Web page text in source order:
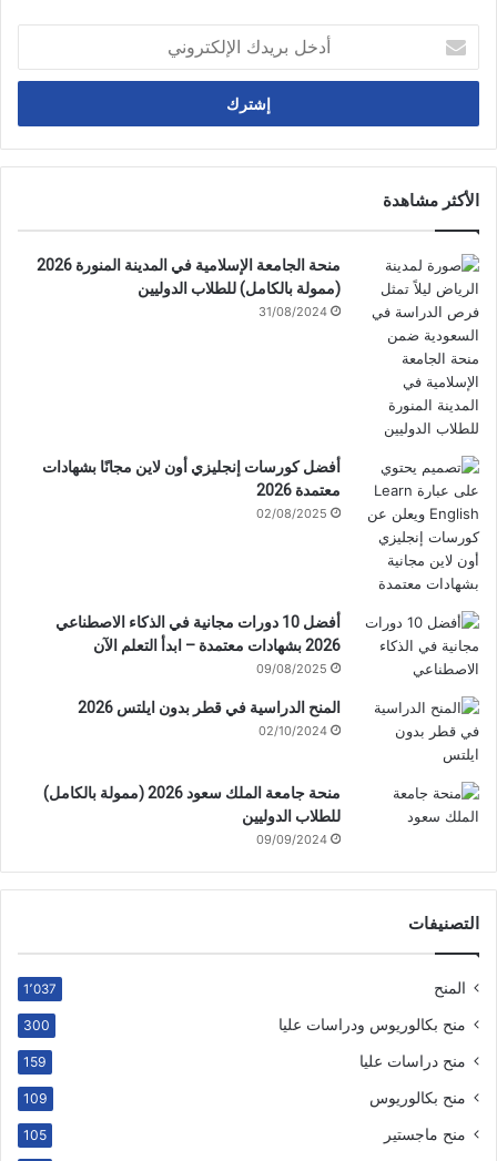
بريدك
الإلكتروني
الأكثر مشاهدة
منحة الجامعة الإسلامية في المدينة المنورة 2026
(ممولة بالكامل) للطلاب الدوليين
31/08/2024
أفضل كورسات إنجليزي أون لاين مجانًا بشهادات
معتمدة 2026
02/08/2025
أفضل 10 دورات مجانية في الذكاء الاصطناعي
2026 بشهادات معتمدة – ابدأ التعلم الآن
09/08/2025
المنح الدراسية في قطر بدون ايلتس 2026
02/10/2024
منحة جامعة الملك سعود 2026 (ممولة بالكامل)
للطلاب الدوليين
09/09/2024
التصنيفات
المنح 1٬037
منح بكالوريوس ودراسات عليا 300
منح دراسات عليا 159
منح بكالوريوس 109
منح ماجستير 105